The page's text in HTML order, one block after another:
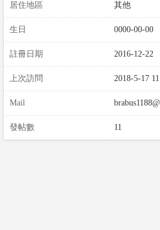
居住地區 其他
生日 0000-00-00
註冊日期 2016-12-22
上次訪問 2018-5-17
Mail
發帖數 11